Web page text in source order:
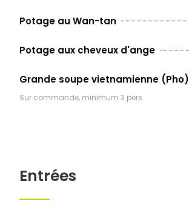
Potage au Wan-tan
Potage aux cheveux d'ange
Grande soupe vietnamienne (Pho)
Sur commande, minimum 3 pers.
Entrées